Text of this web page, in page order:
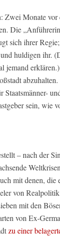
Zwei Monate
Die
sich ihrer
huldigen ihr.
jemand
sein, wie
– nach der
mit denen,
von
mit den
von Ex-
zu einer